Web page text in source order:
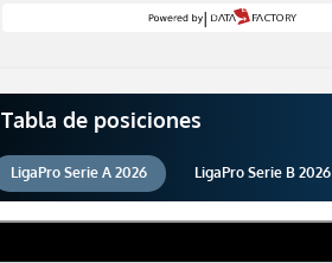
Tabla de posiciones
LigaPro Serie A 2026 LigaPro Serie B 2026